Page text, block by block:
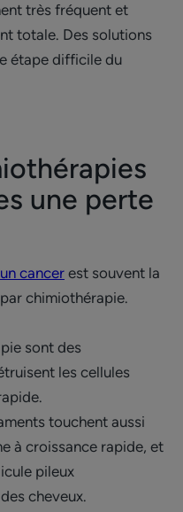
très fréquent et
totale. Des solutions
étape difficile du
une perte
cancer est souvent la
chimiothérapie.
sont des
les cellules
touchent aussi
à croissance rapide, et
pileux
cheveux.